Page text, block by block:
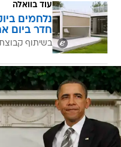
עוד בוואלה
נלחמים
חדר ביום
בשיתוף קבוצת